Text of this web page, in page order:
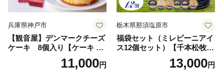
兵庫県神戸市
【観音屋】デンマークチーズ
ケーキ 8個入り【ケーキ チ
ーズケーキ 人気スイーツ お
すすめスイーツ 神戸スイー
11,000円
栃木県那須塩原市
福袋セット（ミレピーニアイ
ス12個セット）【千本松牧
場】 ns025-014-12 【デザー
ト 詰め合わせ ギフト】
13,000円